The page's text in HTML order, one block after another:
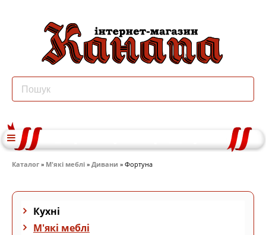
Каталог » М'які меблі » Дивани » Фортуна
Кухні
М'які меблі